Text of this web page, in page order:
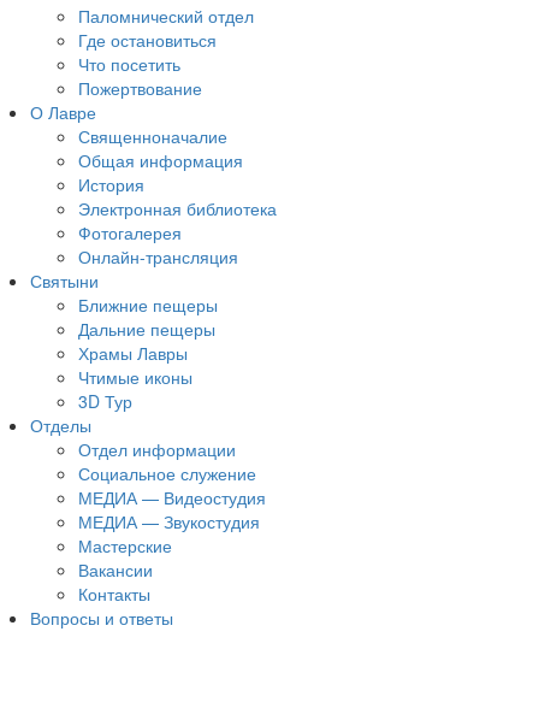
Паломнический отдел
Где остановиться
Что посетить
Пожертвование
О Лавре
Священноначалие
Общая информация
История
Электронная библиотека
Фотогалерея
Онлайн-трансляция
Святыни
Ближние пещеры
Дальние пещеры
Храмы Лавры
Чтимые иконы
3D Тур
Отделы
Отдел информации
Социальное служение
МЕДИА — Видеостудия
МЕДИА — Звукостудия
Мастерские
Вакансии
Контакты
Вопросы и ответы